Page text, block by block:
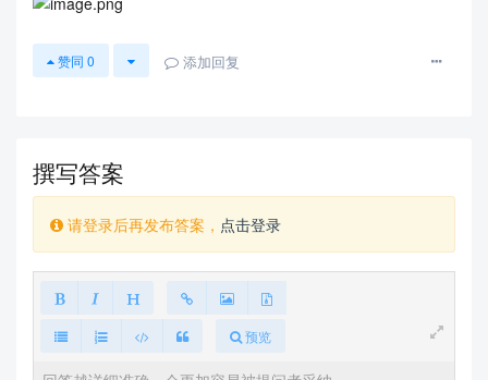
赞同 0 添加回复
撰写答案
请登录后再发布答案， 点击登录
预览